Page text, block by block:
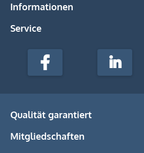
Informationen
Service
stempel-
Media
Facebook LinkedIn
Qualität garantiert
Mitgliedschaften